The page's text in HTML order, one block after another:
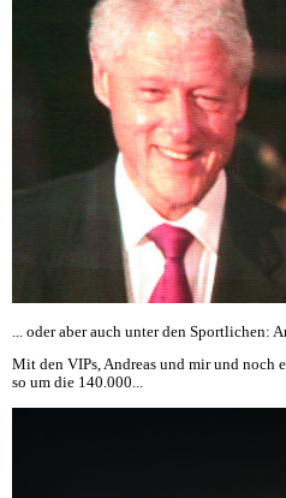
... oder aber auch unter den Sportlichen:
Mit den VIPs, Andreas und mir und noch
so um die 140.000...